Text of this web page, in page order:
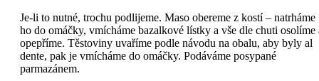
Je-li to nutné, trochu podlijeme. Maso obereme z kostí – natrháme
ho do omáčky, vmícháme bazalkové lístky a vše dle chuti osolíme
opepříme. Těstoviny uvaříme podle návodu na obalu, aby byly al
dente, pak je vmícháme do omáčky. Podáváme posypané
parmazánem.